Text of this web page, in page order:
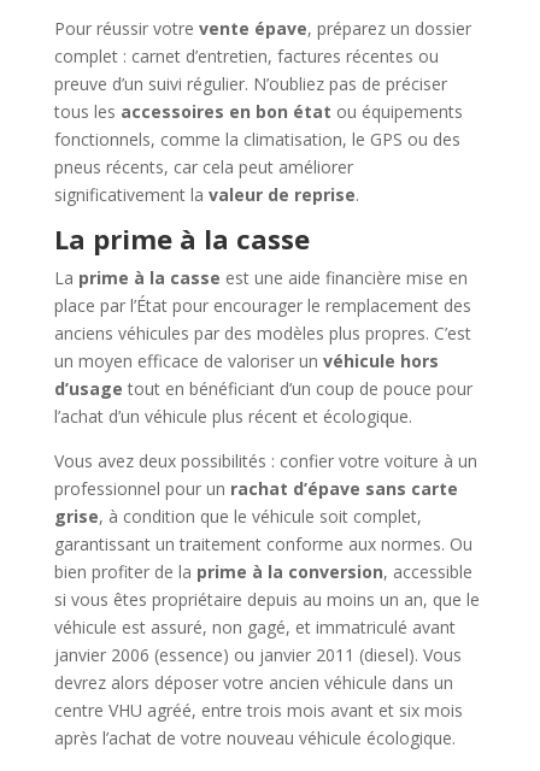
Pour réussir votre vente épave, préparez un dossier
complet : carnet d’entretien, factures récentes ou
preuve d’un suivi régulier. N’oubliez pas de préciser
tous les accessoires en bon état ou équipements
fonctionnels, comme la climatisation, le GPS ou des
pneus récents, car cela peut améliorer
significativement la valeur de reprise.
La prime à la casse
La prime à la casse est une aide financière mise en
place par l’État pour encourager le remplacement des
anciens véhicules par des modèles plus propres. C’est
un moyen efficace de valoriser un véhicule hors
d’usage tout en bénéficiant d’un coup de pouce pour
l’achat d’un véhicule plus récent et écologique.
Vous avez deux possibilités : confier votre voiture à un
professionnel pour un rachat d’épave sans carte
grise, à condition que le véhicule soit complet,
garantissant un traitement conforme aux normes. Ou
bien profiter de la prime à la conversion, accessible
si vous êtes propriétaire depuis au moins un an, que le
véhicule est assuré, non gagé, et immatriculé avant
janvier 2006 (essence) ou janvier 2011 (diesel). Vous
devrez alors déposer votre ancien véhicule dans un
centre VHU agréé, entre trois mois avant et six mois
après l’achat de votre nouveau véhicule écologique.